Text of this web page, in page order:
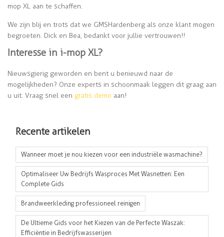
mop XL aan te schaffen.
We zijn blij en trots dat we GMS Hardenberg als onze klant mogen
begroeten. Dick en Bea, bedankt voor jullie vertrouwen!!
Interesse in i-mop XL?
Nieuwsgierig geworden en bent u benieuwd naar de
mogelijkheden? Onze experts in schoonmaak leggen dit graag aan
u uit. Vraag snel een gratis demo aan!
Recente artikelen
Wanneer moet je nou kiezen voor een industriële wasmachine?
Optimaliseer Uw Bedrijfs Wasproces Met Wasnetten: Een
Complete Gids
Brandweerkleding professioneel reinigen
De Ultieme Gids voor het Kiezen van de Perfecte Waszak:
Efficiëntie in Bedrijfswasserijen